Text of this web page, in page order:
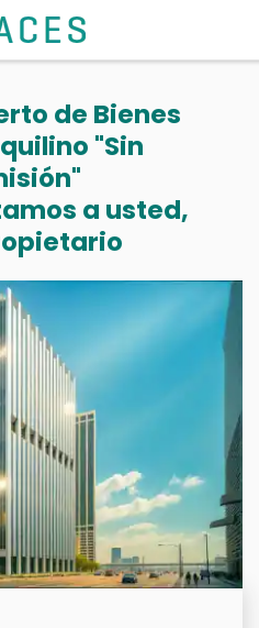
de Bienes
"Sin
a usted,